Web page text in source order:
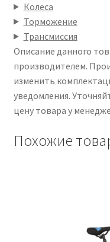
Колеса
Торможение
Трансмиссия
Описание данного
производителем.
изменить
уведомления.
цену товара у
Похожие